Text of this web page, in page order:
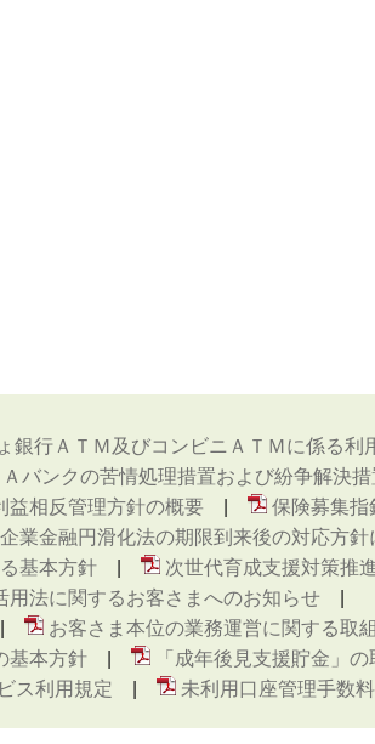
銀行ＡＴＭ及びコンビニＡＴＭに係る利
Ａバンクの苦情処理措置および紛争解決
益相反管理方針の概要 保険募集指
業金融円滑化法の期限到来後の対応方針
基本方針
次世代育成支援対策推
用法に関するお客さまへのお知らせ
お客さま本位の業務運営に関する取
基本方針
「成年後見支援貯金」
ス利用規定 未利用口座管理手数